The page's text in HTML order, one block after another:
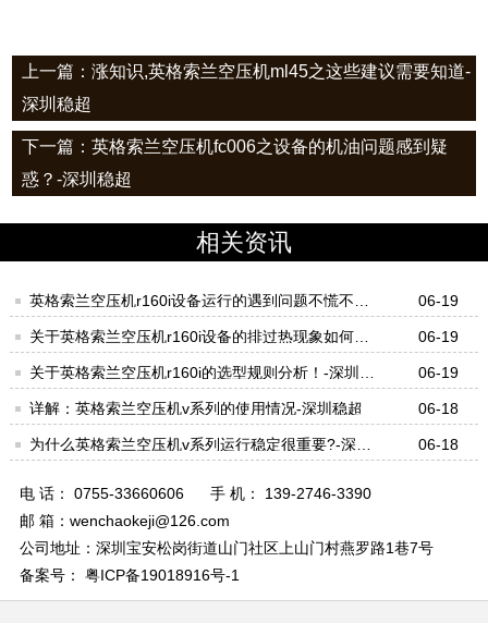
上一篇：涨知识,英格索兰空压机ml45之这些建议需要知道-
深圳稳超
下一篇：英格索兰空压机fc006之设备的机油问题感到疑
惑？-深圳稳超
相关资讯
英格索兰空压机r160i设备运行的遇到问题不慌不忙
才对！-深圳稳超
06-19
关于英格索兰空压机r160i设备的排过热现象如何处
理好？-深圳稳超
06-19
关于英格索兰空压机r160i的选型规则分析！-深圳稳
超
06-19
详解：英格索兰空压机v系列的使用情况-深圳稳超 06-18
为什么英格索兰空压机v系列运行稳定很重要?-深圳
06-18
电 话： 0755-33660606
手 机： 139-2746-3390
邮 箱：wenchaokeji@126.com
公司地址：深圳宝安松岗街道山门社区上山门村燕罗路1巷7号
备案号： 粤ICP备19018916号-1